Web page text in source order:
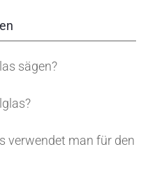
sägen?
verwendet man für den